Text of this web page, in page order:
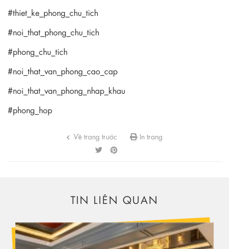
#thiet_ke_phong_chu_tich
#noi_that_phong_chu_tich
#phong_chu_tich
#noi_that_van_phong_cao_cap
#noi_that_van_phong_nhap_khau
#phong_hop
Về trang trước In trang
TIN LIÊN QUAN